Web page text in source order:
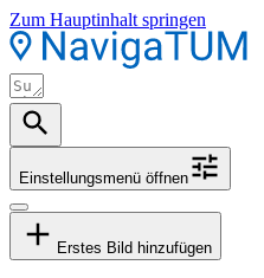
Zum Hauptinhalt springen
Einstellungsmenü öffnen
Erstes Bild hinzufügen